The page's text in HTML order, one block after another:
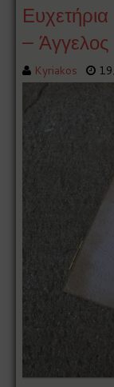
– Άγγελος
Kyriakos